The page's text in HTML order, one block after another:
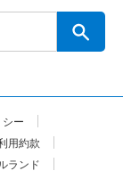
ー
用約款
ランド